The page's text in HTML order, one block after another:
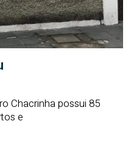
Chacrinha possui 85
e